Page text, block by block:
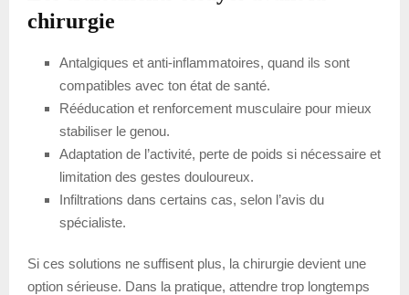
chirurgie
Antalgiques et anti-inflammatoires, quand ils sont
compatibles avec ton état de santé.
Rééducation et renforcement musculaire pour mieux
stabiliser le genou.
Adaptation de l’activité, perte de poids si nécessaire et
limitation des gestes douloureux.
Infiltrations dans certains cas, selon l’avis du
spécialiste.
Si ces solutions ne suffisent plus, la chirurgie devient une
option sérieuse. Dans la pratique, attendre trop longtemps